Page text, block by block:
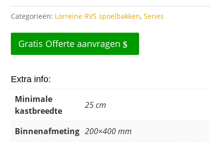
Categorieën: Lorreine RVS spoelbakken,Series
Gratis Offerte aanvragen
Extra info:
Minimale
kastbreedte
25 cm
Binnenafmeting 200×400 mm